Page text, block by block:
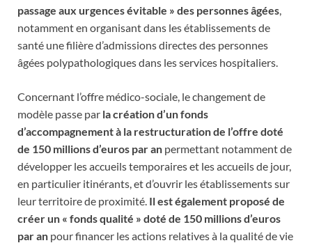
passage aux urgences évitable » des personnes âgées,
notamment en organisant dans les établissements de
santé une filière d’admissions directes des personnes
âgées polypathologiques dans les services hospitaliers.
Concernant l’offre médico-sociale, le changement de
modèle passe par la création d’un fonds
d’accompagnement à la restructuration de l’offre doté
de 150 millions d’euros par an permettant notamment de
développer les accueils temporaires et les accueils de jour,
en particulier itinérants, et d’ouvrir les établissements sur
leur territoire de proximité. Il est également proposé de
créer un « fonds qualité » doté de 150 millions d’euros
par an pour financer les actions relatives à la qualité de vie